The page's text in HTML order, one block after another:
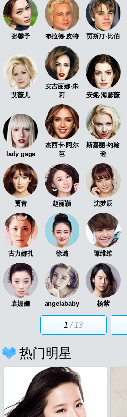
图
张馨予 布拉德·皮特 贾斯汀·比伯
艾薇儿
安吉丽娜·朱
莉
安妮·海瑟薇
lady gaga
杰西卡·阿尔
芭
斯嘉丽·约翰
逊
贾青 赵丽颖 沈梦辰
古力娜扎 徐璐 谭维维
袁姗姗 angelababy 杨紫
1 / 13
热门明星